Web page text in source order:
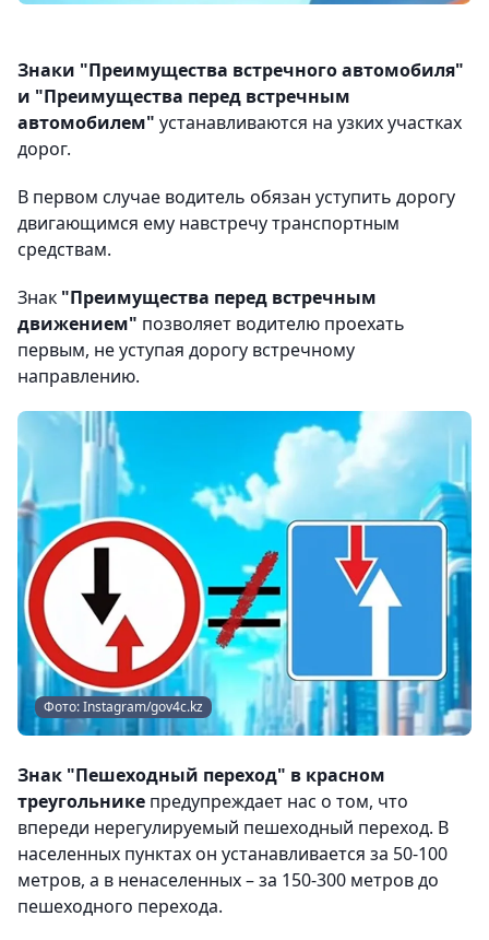
Знаки "Преимущества встречного автомобиля"
и "Преимущества перед встречным
автомобилем" устанавливаются на узких участках
дорог.
В первом случае водитель обязан уступить дорогу
двигающимся ему навстречу транспортным
средствам.
Знак "Преимущества перед встречным
движением" позволяет водителю проехать
первым, не уступая дорогу встречному
направлению.
Фото: Instagram/gov4c.kz
Знак "Пешеходный переход" в красном
треугольнике предупреждает нас о том, что
впереди нерегулируемый пешеходный переход. В
населенных пунктах он устанавливается за 50-100
метров, а в ненаселенных – за 150-300 метров до
пешеходного перехода.